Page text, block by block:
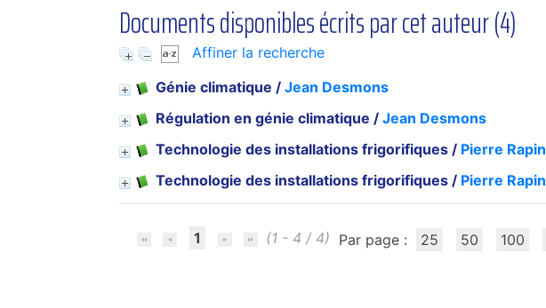
Documents disponibles écrits par cet auteur (4)
Affiner la recherche
Génie climatique /Jean Desmons
Régulation en génie climatique /Jean Desmons
Technologie des installations frigorifiques / Pierre Rapin
Technologie des installations frigorifiques / Pierre Rapin
1 (1 - 4 / 4) Par page : 25 50 100